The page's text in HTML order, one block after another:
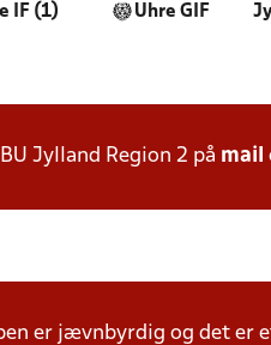
IF (1) Uhre GIF
Jylland Region 2 på mail
er jævnbyrdig og det er